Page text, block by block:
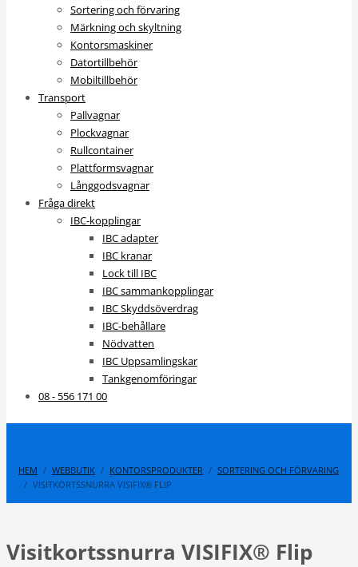
Sortering och förvaring
Märkning och skyltning
Kontorsmaskiner
Datortillbehör
Mobiltillbehör
Transport
Pallvagnar
Plockvagnar
Rullcontainer
Plattformsvagnar
Långgodsvagnar
Fråga direkt
IBC-kopplingar
IBC adapter
IBC kranar
Lock till IBC
IBC sammankopplingar
IBC Skyddsöverdrag
IBC-behållare
Nödvatten
IBC Uppsamlingskar
Tankgenomföringar
08 - 556 171 00
HEM WEBBUTIK KONTORSPRODUKTER
SORTERING OCH FÖRVARING
VISITKORTSSNURRA VISIFIX® FLIP
Visitkortssnurra VISIFIX® Flip